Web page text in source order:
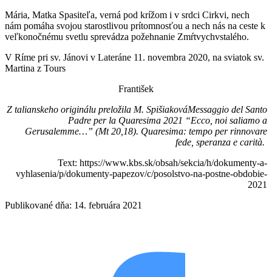
Mária, Matka Spasiteľa, verná pod krížom i v srdci Cirkvi, nech
nám pomáha svojou starostlivou prítomnosťou a nech nás na ceste k
veľkonočnému svetlu sprevádza požehnanie Zmŕtvychvstalého.
V Ríme pri sv. Jánovi v Lateráne 11. novembra 2020, na sviatok sv.
Martina z Tours
František
Z talianskeho originálu preložila M. SpišiakováMessaggio del Santo
Padre per la Quaresima 2021 “Ecco, noi saliamo a
Gerusalemme…” (Mt 20,18). Quaresima: tempo per rinnovare
fede, speranza e carità.
Text: https://www.kbs.sk/obsah/sekcia/h/dokumenty-a-
vyhlasenia/p/dokumenty-papezov/c/posolstvo-na-postne-obdobie-
2021
Publikované dňa: 14. februára 2021